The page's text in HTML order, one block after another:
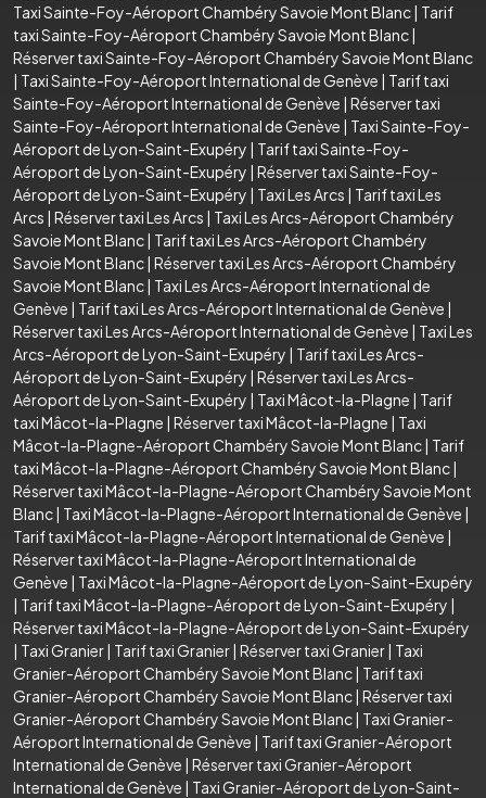
Taxi Sainte-Foy-Aéroport Chambéry Savoie Mont Blanc| Tarif
taxi Sainte-Foy-Aéroport Chambéry Savoie Mont Blanc|
Réserver taxi Sainte-Foy-Aéroport Chambéry Savoie Mont Blanc
| Taxi Sainte-Foy-Aéroport International de Genève | Tarif taxi
Sainte-Foy-Aéroport International de Genève | Réserver taxi
Sainte-Foy-Aéroport International de Genève | Taxi Sainte-Foy-
Aéroport de Lyon-Saint-Exupéry | Tarif taxi Sainte-Foy-
Aéroport de Lyon-Saint-Exupéry | Réserver taxi Sainte-Foy-
Aéroport de Lyon-Saint-Exupéry | Taxi Les Arcs | Tarif taxi Les
Arcs | Réserver taxi Les Arcs | Taxi Les Arcs-Aéroport Chambéry
Savoie Mont Blanc| Tarif taxi Les Arcs-Aéroport Chambéry
Savoie Mont Blanc| Réserver taxi Les Arcs-Aéroport Chambéry
Savoie Mont Blanc| Taxi Les Arcs-Aéroport International de
Genève | Tarif taxi Les Arcs-Aéroport International de Genève |
Réserver taxi Les Arcs-Aéroport International de Genève | Taxi Les
Arcs-Aéroport de Lyon-Saint-Exupéry | Tarif taxi Les Arcs-
Aéroport de Lyon-Saint-Exupéry | Réserver taxi Les Arcs-
Aéroport de Lyon-Saint-Exupéry | Taxi Mâcot-la-Plagne | Tarif
taxi Mâcot-la-Plagne | Réserver taxi Mâcot-la-Plagne | Taxi
Mâcot-la-Plagne-Aéroport Chambéry Savoie Mont Blanc| Tarif
taxi Mâcot-la-Plagne-Aéroport Chambéry Savoie Mont Blanc|
Réserver taxi Mâcot-la-Plagne-Aéroport Chambéry Savoie Mont
Blanc| Taxi Mâcot-la-Plagne-Aéroport International de Genève |
Tarif taxi Mâcot-la-Plagne-Aéroport International de Genève |
Réserver taxi Mâcot-la-Plagne-Aéroport International de
Genève | Taxi Mâcot-la-Plagne-Aéroport de Lyon-Saint-Exupéry
| Tarif taxi Mâcot-la-Plagne-Aéroport de Lyon-Saint-Exupéry |
Réserver taxi Mâcot-la-Plagne-Aéroport de Lyon-Saint-Exupéry
| Taxi Granier| Tarif taxi Granier| Réserver taxi Granier| Taxi
Granier-Aéroport Chambéry Savoie Mont Blanc| Tarif taxi
Granier-Aéroport Chambéry Savoie Mont Blanc| Réserver taxi
Granier-Aéroport Chambéry Savoie Mont Blanc| Taxi Granier-
Aéroport International de Genève | Tarif taxi Granier-Aéroport
International de Genève | Réserver taxi Granier-Aéroport
International de Genève | Taxi Granier-Aéroport de Lyon-Saint-